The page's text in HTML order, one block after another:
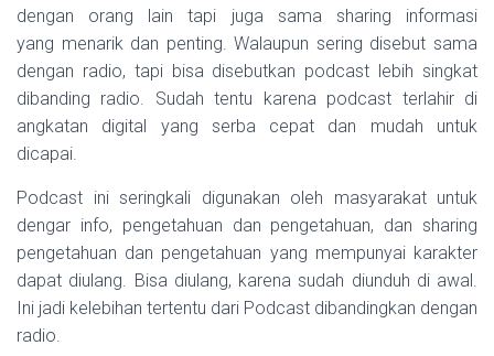
dengan orang lain tapi juga sama sharing informasi
yang menarik dan penting. Walaupun sering disebut sama
dengan radio, tapi bisa disebutkan podcast lebih singkat
dibanding radio. Sudah tentu karena podcast terlahir di
angkatan digital yang serba cepat dan mudah untuk
dicapai.
Podcast ini seringkali digunakan oleh masyarakat untuk
dengar info, pengetahuan dan pengetahuan, dan sharing
pengetahuan dan pengetahuan yang mempunyai karakter
dapat diulang. Bisa diulang, karena sudah diunduh di awal.
Ini jadi kelebihan tertentu dari Podcast dibandingkan dengan
radio.